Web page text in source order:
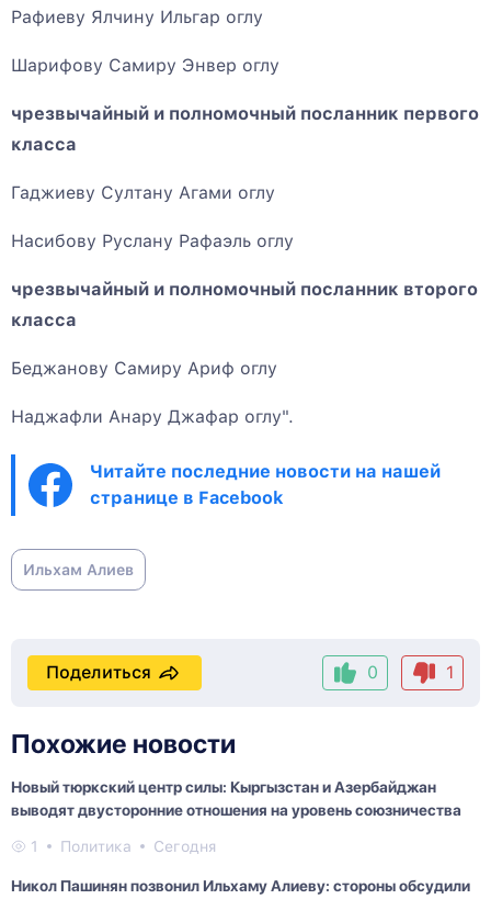
Рафиеву Ялчину Ильгар оглу
Шарифову Самиру Энвер оглу
чрезвычайный и полномочный посланник первого
класса
Гаджиеву Султану Агами оглу
Насибову Руслану Рафаэль оглу
чрезвычайный и полномочный посланник второго
класса
Беджанову Самиру Ариф оглу
Наджафли Анару Джафар оглу".
Читайте последние новости на нашей
странице в Facebook
Ильхам Алиев
0 1
Поделиться
Похожие новости
Новый тюркский центр силы: Кыргызстан и Азербайджан
выводят двусторонние отношения на уровень союзничества
1 Политика Сегодня
Никол Пашинян позвонил Ильхаму Алиеву: стороны обсудили